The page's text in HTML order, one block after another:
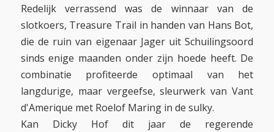
Redelijk verrassend was de winnaar van de
slotkoers, Treasure Trail in handen van Hans Bot,
die de ruin van eigenaar Jager uit Schuilingsoord
sinds enige maanden onder zijn hoede heeft. De
combinatie profiteerde optimaal van het
langdurige, maar vergeefse, sleurwerk van Vant
d'Amerique met Roelof Maring in de sulky.
Kan Dicky Hof dit jaar de regerende